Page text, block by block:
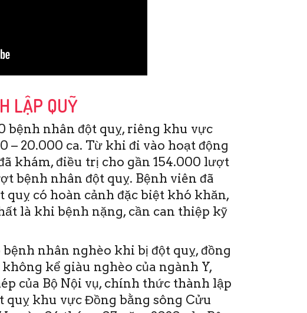
LẬP QUỸ
bệnh nhân đột quỵ, riêng khu vực
– 20.000 ca. Từ khi đi vào hoạt động
khám, điều trị cho gần 154.000 lượt
bệnh nhân đột quỵ. Bệnh viên đã
có hoàn cảnh đặc biệt khó khăn,
là khi bệnh nặng, cần can thiệp kỹ
nhân nghèo khi bị đột quỵ, đồng
kể giàu nghèo của ngành Y,
của Bộ Nội vụ, chính thức thành lập
quỵ khu vực Đồng bằng sông Cửu